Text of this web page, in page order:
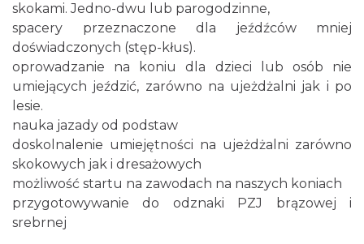
skokami. Jedno-dwu lub parogodzinne,
spacery przeznaczone dla jeźdźców mniej
doświadczonych (stęp-kłus).
oprowadzanie na koniu dla dzieci lub osób nie
umiejących jeździć, zarówno na ujeżdżalni jak i po
lesie.
nauka jazady od podstaw
doskolnalenie umiejętności na ujeżdżalni zarówno
skokowych jak i dresażowych
możliwość startu na zawodach na naszych koniach
przygotowywanie do odznaki PZJ brązowej i
srebrnej